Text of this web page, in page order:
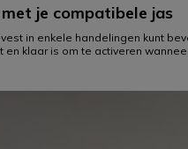
je compatibele jas
in enkele handelingen kunt
klaar is om te activeren